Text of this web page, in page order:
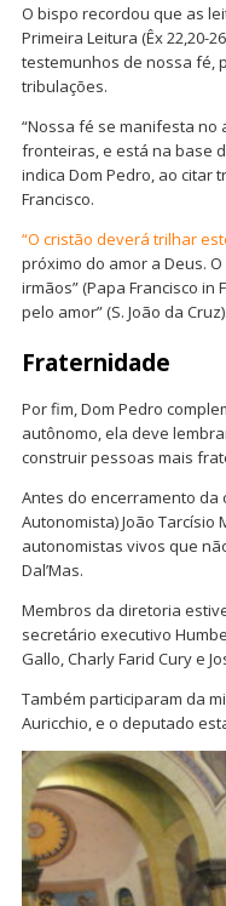
O bispo recordou que as
Primeira Leitura (Êx 22,20-
testemunhos de nossa fé,
tribulações.
“Nossa fé se manifesta no
fronteiras, e está na base
indica Dom Pedro, ao citar
Francisco.
“O cristão deverá trilhar
próximo do amor a Deus.
irmãos” (Papa Francisco in
pelo amor” (S. João da Cruz).
Fraternidade
Por fim, Dom Pedro
autônomo, ela deve
construir pessoas mais
Antes do encerramento da
Autonomista) João
autonomistas vivos que
Dal’Mas.
Membros da diretoria
secretário executivo
Gallo, Charly Farid Cury e
Também participaram da
Auricchio, e o deputado